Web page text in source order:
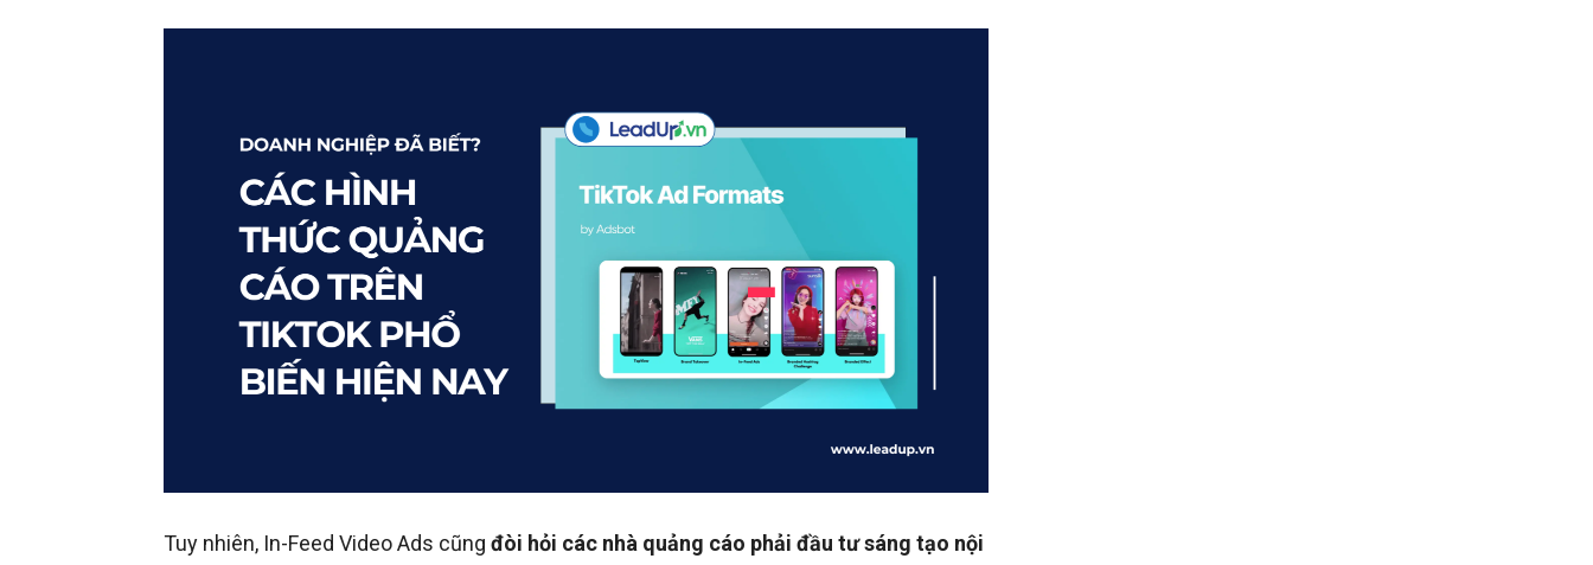
Tuy nhiên, In-Feed Video Ads cũng đòi hỏi các nhà quảng cáo phải đầu tư sáng tạo nội